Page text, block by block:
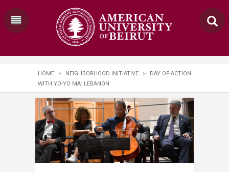
HOME > NEIGHBORHOOD INITIATIVE >
DAY OF ACTION
WITH YO-YO MA: LEBANON